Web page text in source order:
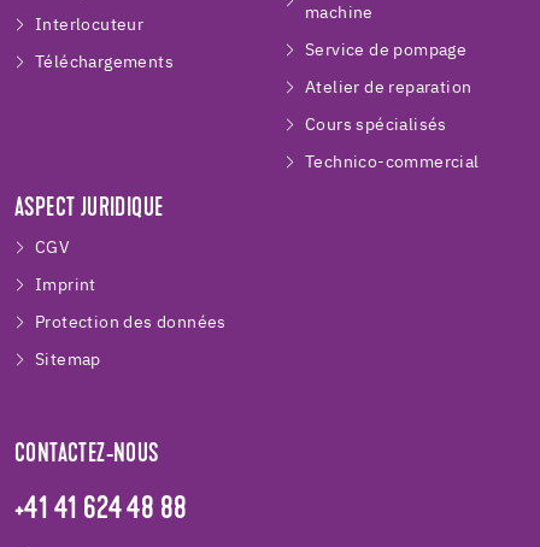
Interlocuteur
Téléchargements
machine
Service de pompage
Atelier de reparation
Cours spécialisés
Technico-commercial
ASPECT JURIDIQUE
CGV
Imprint
Protection des données
Sitemap
CONTACTEZ-NOUS
+41 41 624 48 88